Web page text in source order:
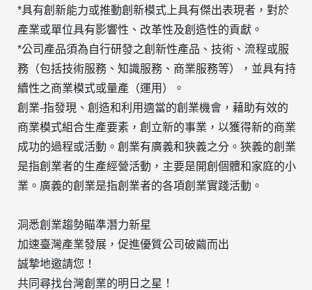
*具有創新能力或推動創新模式上具有傑出表現者，對於
產業或單位具有影響性、改革性及創造性的貢獻。
*公司產品須為自行研發之創新性產品、技術、流程或服
務（包括技術服務、知識服務、商業服務等），並具有持
續性之商業模式或量產（運用）。
創業-指發現、創造和利用適當的創業機會，藉助有效的
商業模式組合生產要素，創立新的事業，以獲得新的商業
成功的過程或活動。 創業有廣義和狹義之分。狹義的創業
是指創業者的生產經營活動，主要是開創個體和家庭的小
業。廣義的創業是指創業者的各項創業實踐活動。
洞悉創業趨勢瞄準潛力新星
加速臺灣產業發展，促進優質公司破繭而出
誠摯地邀請您！
共同尋找台灣創業的明日之星！